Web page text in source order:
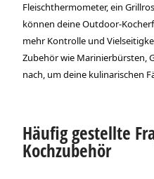
Fleischthermometer, ein
können deine Outdoor-
mehr Kontrolle und
Zubehör wie Marinierbürsten,
nach, um deine kulinarischen
Häufig gestellte
Kochzubehör